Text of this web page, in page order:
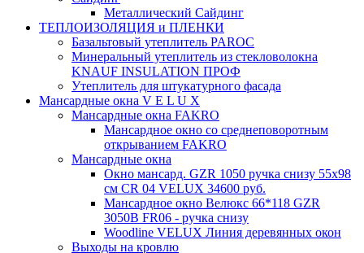
Металлический Сайдинг
ТЕПЛОИЗОЛЯЦИЯ и ПЛЕНКИ
Базальтовый утеплитель PAROC
Минеральный утеплитель из стекловолокна
KNAUF INSULATION ПРОФ
Утеплитель для штукатурного фасада
Мансардные окна V E L U X
Мансардные окна FAKRO
Мансардное окно со среднеповоротным
открыванием FAKRO
Мансардные окна
Окно мансард. GZR 1050 ручка снизу 55х98
см CR 04 VELUX 34600 руб.
Мансардное окно Велюкс 66*118 GZR
3050B FR06 - ручка снизу
Woodline VELUX Линия деревянных окон
Выходы на кровлю